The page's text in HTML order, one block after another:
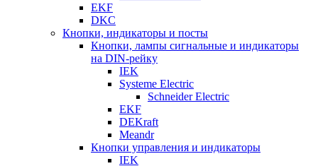
EKF
DKC
Кнопки, индикаторы и посты
Кнопки, лампы сигнальные и индикаторы
на DIN-рейку
IEK
Systeme Electric
Schneider Electric
EKF
DEKraft
Meandr
Кнопки управления и индикаторы
IEK